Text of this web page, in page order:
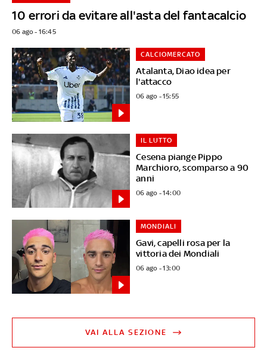
10 errori da evitare all'asta del fantacalcio
06 ago - 16:45
Atalanta, Diao idea per
l'attacco
CALCIOMERCATO
06 ago - 15:55
Cesena piange Pippo
Marchioro, scomparso a 90
anni
IL LUTTO
06 ago - 14:00
Gavi, capelli rosa per la
vittoria dei Mondiali
MONDIALI
06 ago - 13:00
VAI ALLA SEZIONE